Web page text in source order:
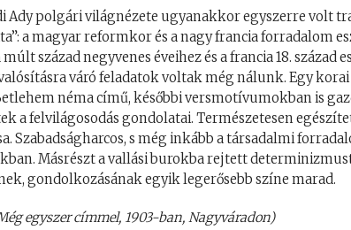
Ady polgári világnézete ugyanakkor egyszerre volt
a magyar reformkor és a nagy francia forradalom
múlt század negyvenes éveihez és a francia 18.
váró feladatok voltak még nálunk. Egy korai
néma című, későbbi versmotívumokban is
a felvilágosodás gondolatai. Természetesen
Szabadságharcos, s még inkább a társadalmi
Másrészt a vallási burokba rejtett
gondolkozásának egyik legerősebb színe marad.
egyszer címmel, 1903-ban, Nagyváradon)